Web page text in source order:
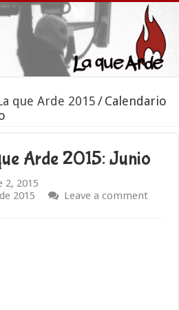
que Arde 2015 /Calendario
Arde 2015: Junio
2, 2015
2015
Leave a comment